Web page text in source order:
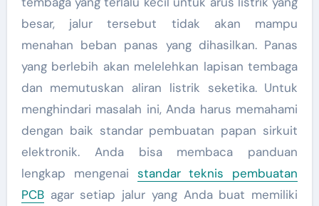
besar, jalur tersebut tidak akan mampu
menahan beban panas yang dihasilkan. Panas
yang berlebih akan melelehkan lapisan tembaga
dan memutuskan aliran listrik seketika. Untuk
menghindari masalah ini, Anda harus memahami
dengan baik standar pembuatan papan sirkuit
elektronik. Anda bisa membaca panduan
lengkap mengenai standar teknis pembuatan
PCBagar setiap jalur yang Anda buat memiliki